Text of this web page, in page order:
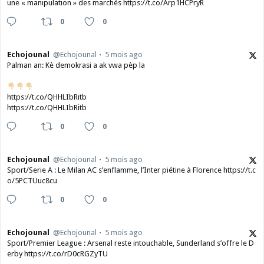
une « manipulation » des marchés https://t.co/Arp1HCPryR
0 0
Echojounal @Echojounal
5 mois ago
Palman an: Kè demokrasi a ak vwa pèp la
https://t.co/QHHLIbRitb
https://t.co/QHHLIbRitb
0 0
Echojounal @Echojounal
5 mois ago
Sport/Serie A : Le Milan AC s’enflamme, l’Inter piétine à Florence https://t.c
o/5PCTUuc8cu
0 0
Echojounal @Echojounal
5 mois ago
Sport/Premier League : Arsenal reste intouchable, Sunderland s’offre le D
erby https://t.co/rD0cRGZyTU